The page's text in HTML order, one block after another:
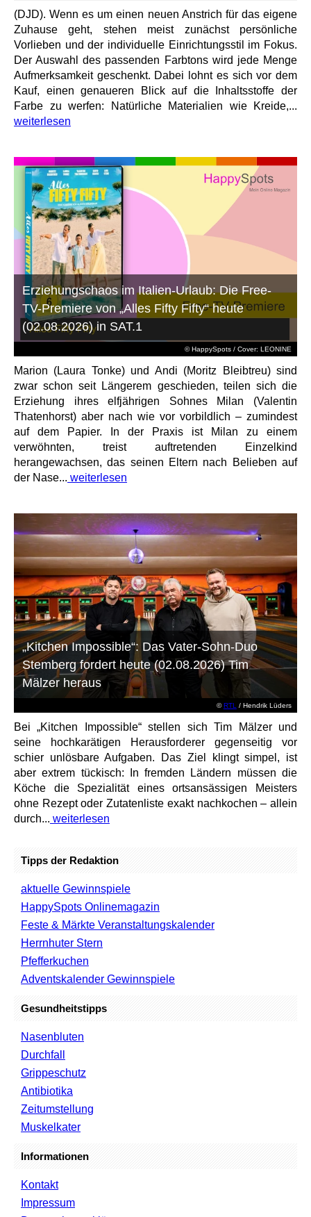
(DJD). Wenn es um einen neuen Anstrich für das eigene
Zuhause geht, stehen meist zunächst persönliche
Vorlieben und der individuelle Einrichtungsstil im Fokus.
Der Auswahl des passenden Farbtons wird jede Menge
Aufmerksamkeit geschenkt. Dabei lohnt es sich vor dem
Kauf, einen genaueren Blick auf die Inhaltsstoffe der
Farbe zu werfen: Natürliche Materialien wie Kreide,...
weiterlesen
© HappySpots / Cover: LEONINE
Erziehungschaos im Italien-Urlaub: Die Free-
TV-Premiere von „Alles Fifty Fifty“ heute
(02.08.2026) in SAT.1
Marion (Laura Tonke) und Andi (Moritz Bleibtreu) sind
zwar schon seit Längerem geschieden, teilen sich die
Erziehung ihres elfjährigen Sohnes Milan (Valentin
Thatenhorst) aber nach wie vor vorbildlich – zumindest
auf dem Papier. In der Praxis ist Milan zu einem
verwöhnten, treist auftretenden Einzelkind
herangewachsen, das seinen Eltern nach Belieben auf
der Nase... weiterlesen
©RTL / Hendrik Lüders
„Kitchen Impossible“: Das Vater-Sohn-Duo
Stemberg fordert heute (02.08.2026) Tim
Mälzer heraus
Bei „Kitchen Impossible“ stellen sich Tim Mälzer und
seine hochkarätigen Herausforderer gegenseitig vor
schier unlösbare Aufgaben. Das Ziel klingt simpel, ist
aber extrem tückisch: In fremden Ländern müssen die
Köche die Spezialität eines ortsansässigen Meisters
ohne Rezept oder Zutatenliste exakt nachkochen – allein
durch... weiterlesen
Tipps der Redaktion
aktuelle Gewinnspiele
HappySpots Onlinemagazin
Feste & Märkte Veranstaltungskalender
Herrnhuter Stern
Pfefferkuchen
Adventskalender Gewinnspiele
Gesundheitstipps
Nasenbluten
Durchfall
Grippeschutz
Antibiotika
Zeitumstellung
Muskelkater
Informationen
Kontakt
Impressum